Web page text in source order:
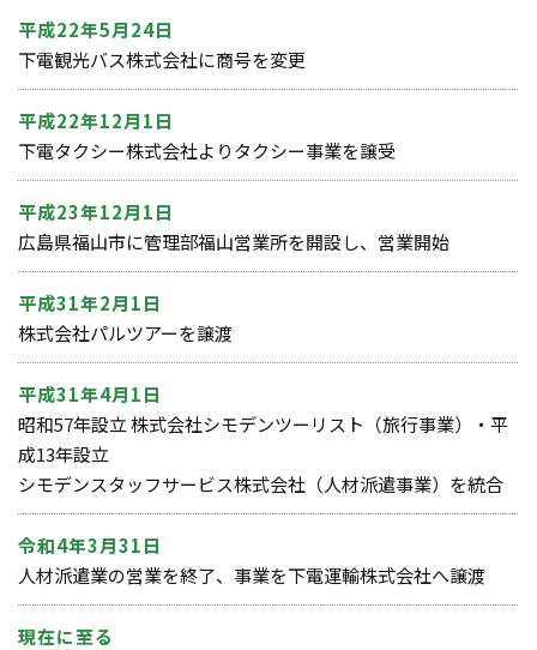
平成22年5月24日
下電観光バス株式会社に商号を変更
平成22年12月1日
下電タクシー株式会社よりタクシー事業を譲受
平成23年12月1日
広島県福山市に管理部福山営業所を開設し、営業開始
平成31年2月1日
株式会社パルツアーを譲渡
平成31年4月1日
昭和57年設立 株式会社シモデンツーリスト（旅行事業）・平
成13年設立
シモデンスタッフサービス株式会社（人材派遣事業）を統合
令和4年3月31日
人材派遣業の営業を終了、事業を下電運輸株式会社へ譲渡
現在に至る